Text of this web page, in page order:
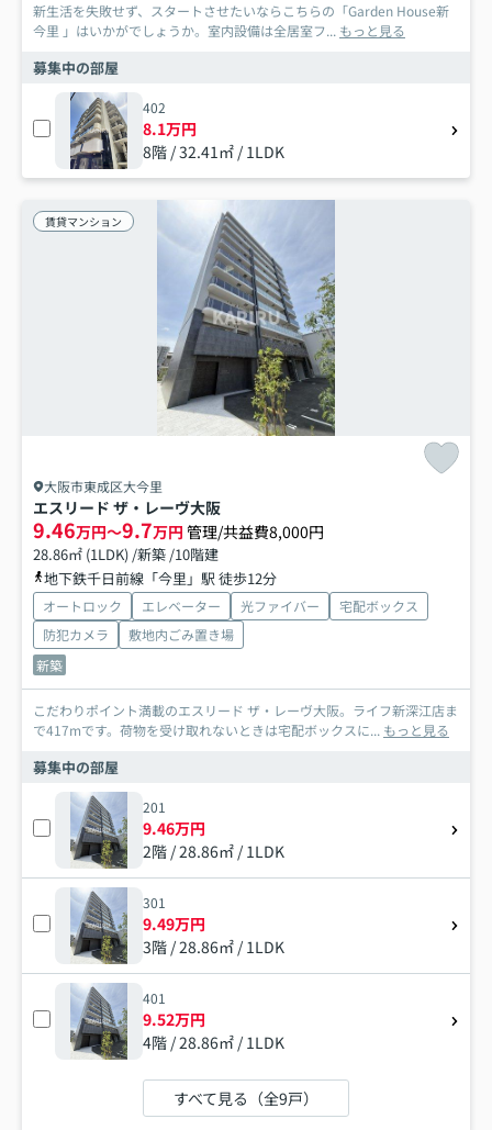
新生活を失敗せず、スタートさせたいならこちらの「Garden House新
今里 」はいかがでしょうか。室内設備は全居室フ... もっと見る
募集中の部屋
402
8.1万円
8階 / 32.41㎡ / 1LDK
賃貸マンション
大阪市東成区大今里
エスリード ザ・レーヴ大阪
9.46万円～9.7万円 管理/共益費8,000円
28.86㎡ (1LDK) /新築 /10階建
地下鉄千日前線「今里」駅 徒歩12分
オートロック エレベーター 光ファイバー
宅配ボックス
防犯カメラ
敷地内ごみ置き場
新築
こだわりポイント満載のエスリード ザ・レーヴ大阪。ライフ新深江店ま
で417mです。荷物を受け取れないときは宅配ボックスに... もっと見る
募集中の部屋
201
9.46万円
2階 / 28.86㎡ / 1LDK
301
9.49万円
3階 / 28.86㎡ / 1LDK
401
9.52万円
4階 / 28.86㎡ / 1LDK
すべて見る（全9戸）